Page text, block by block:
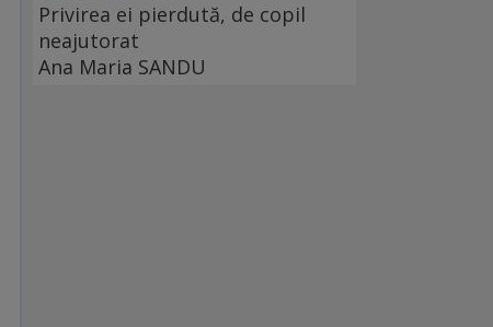
Privirea ei pierdută, de copil
neajutorat
Ana Maria SANDU